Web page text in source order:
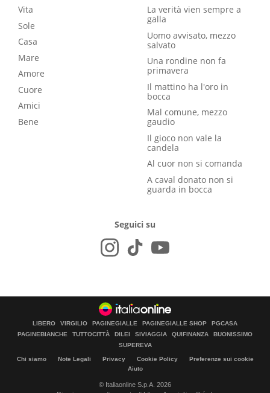
Vita
Sole
Casa
Mare
Amore
Cuore
Amici
Bene
La verità vien sempre a
galla
Uomo avvisato, mezzo
salvato
Una rondine non fa
primavera
Il mattino ha l'oro in
bocca
Mal comune, mezzo
gaudio
Il gioco non vale la
candela
Al cuor non si comanda
A caval donato non si
guarda in bocca
Seguici su
LIBERO VIRGILIO PAGINEGIALLE PAGINEGIALLE SHOP
PGCASA
PAGINEBIANCHE
TUTTOCITTÀ DILEI SIVIAGGIA QUIFINANZA
BUONISSIMO
SUPEREVA
Chi siamo Note Legali Privacy Cookie Policy
Preferenze sui cookie
Aiuto
© Italiaonline S.p.A. 2026